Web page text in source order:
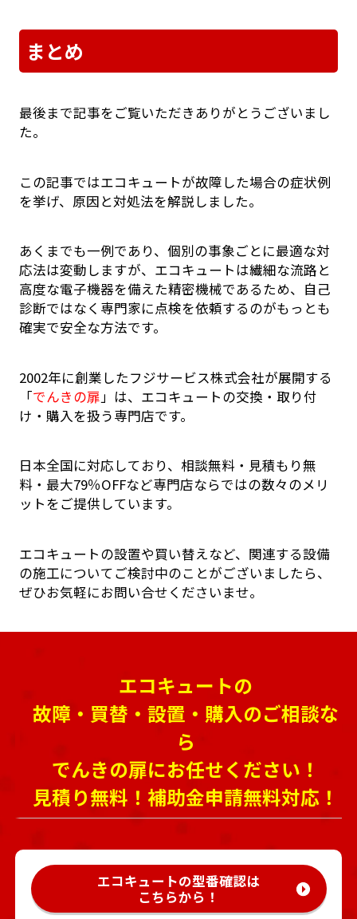
まとめ
最後まで記事をご覧いただきありがとうございまし
た。
この記事ではエコキュートが故障した場合の症状例
を挙げ、原因と対処法を解説しました。
あくまでも一例であり、個別の事象ごとに最適な対
応法は変動しますが、エコキュートは繊細な流路と
高度な電子機器を備えた精密機械であるため、自己
診断ではなく専門家に点検を依頼するのがもっとも
確実で安全な方法です。
2002年に創業したフジサービス株式会社が展開する
「でんきの扉」は、エコキュートの交換・取り付
け・購入を扱う専門店です。
日本全国に対応しており、相談無料・見積もり無
料・最大79％OFFなど専門店ならではの数々のメリ
ットをご提供しています。
エコキュートの設置や買い替えなど、関連する設備
の施工についてご検討中のことがございましたら、
ぜひお気軽にお問い合せくださいませ。
エコキュートの
故障・買替・設置・購入のご相談な
ら
でんきの扉にお任せください！
見積り無料！補助金申請無料対応！
エコキュートの型番確認は
こちらから！